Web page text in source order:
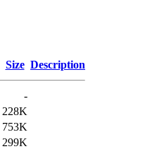
Size Description
-
228K
753K
299K